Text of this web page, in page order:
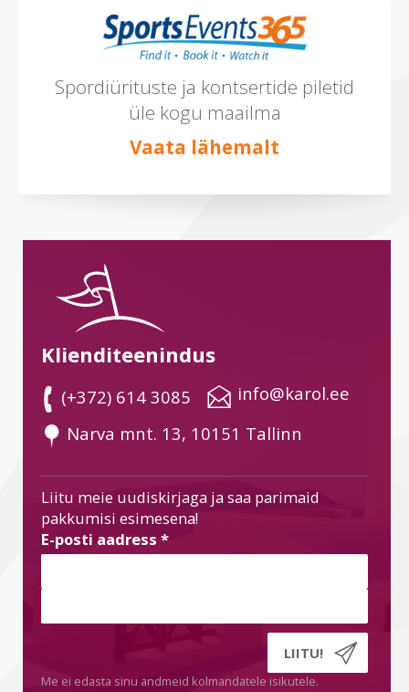
Spordiürituste ja kontsertide piletid
üle kogu maailma
Vaata lähemalt
Klienditeenindus
(+372) 614 3085
info@karol.ee
Narva mnt. 13, 10151 Tallinn
Liitu meie uudiskirjaga ja saa parimaid
pakkumisi esimesena!
E-posti aadress *
Me ei edasta sinu andmeid kolmandatele isikutele.